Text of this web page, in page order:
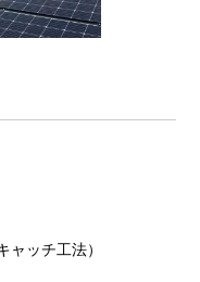
ッチ工法）